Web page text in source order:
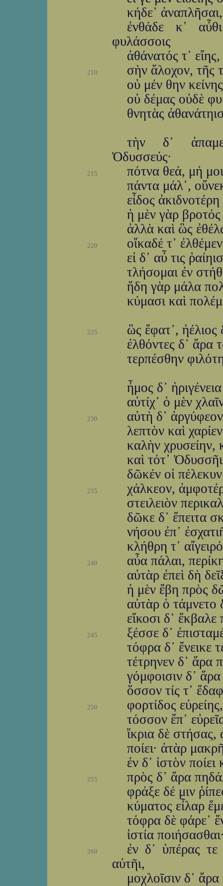
κήδε᾽
ἐνθάδε κ᾽
φυλάσσοις
ἀθάνατός τ᾽
210
σὴν ἄλοχον, τῆς
οὐ μέν θην
οὐ δέμας οὐδὲ
θνητὰς
τὴν δ᾽
Ὀδυσσεύς·
215
πότνα θεά, μή
πάντα μάλ᾽,
εἶδος
ἡ μὲν γὰρ
ἀλλὰ καὶ ὣς
220
οἴκαδέ τ᾽
εἰ δ᾽ αὖ τις
τλήσομαι ἐν
ἤδη γὰρ μάλα
κύμασι καὶ
225
ὣς ἔφατ᾽, ἠέλιος
ἐλθόντες δ᾽ ἄρα
τερπέσθην
ἦμος δ᾽
αὐτίχ᾽ ὁ μὲν
230
αὐτὴ δ᾽
λεπτὸν καὶ
καλὴν χρυσείην,
καὶ τότ᾽
δῶκέν οἱ
235
χάλκεον,
στειλειὸν
δῶκε δ᾽ ἔπειτα
νήσου ἐπ᾽
κλήθρη τ᾽
240
αὖα πάλαι,
αὐτὰρ ἐπεὶ δὴ
ἡ μὲν ἔβη πρὸς
αὐτὰρ ὁ τάμνετο
εἴκοσι δ᾽
245
ξέσσε δ᾽
τόφρα δ᾽ ἔνεικε
τέτρηνεν δ᾽ ἄρα
γόμφοισιν δ᾽
ὅσσον τίς τ᾽
250
φορτίδος
τόσσον ἔπ᾽
ἴκρια δὲ
ποίει· ἀτὰρ
ἐν δ᾽ ἱστὸν
255
πρὸς δ᾽ ἄρα
φράξε δέ μιν
κύματος εἶλαρ
τόφρα δὲ φάρε᾽
ἱστία
260
ἐν δ᾽ ὑπέρας
αὐτῆι,
μοχλοῖσιν δ᾽